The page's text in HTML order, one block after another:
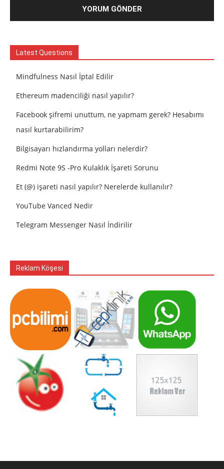
Latest Questions
Mindfulness Nasıl İptal Edilir
Ethereum madenciliği nasıl yapılır?
Facebook şifremi unuttum, ne yapmam gerek? Hesabımı
nasıl kurtarabilirim?
Bilgisayarı hızlandırma yolları nelerdir?
Redmi Note 9S -Pro Kulaklık İşareti Sorunu
Et (@) işareti nasıl yapılır? Nerelerde kullanılır?
YouTube Vanced Nedir
Telegram Messenger Nasıl İndirilir
Reklam Köşesi